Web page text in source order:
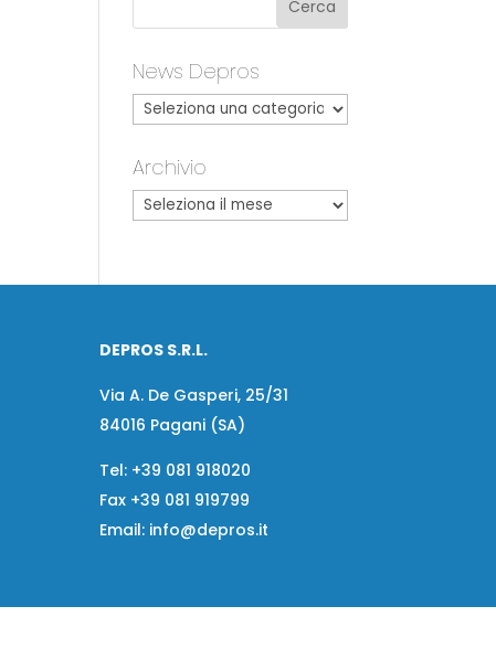
News Depros
Archivio
DEPROS S.R.L.
Via A. De Gasperi, 25/31
84016 Pagani (SA)
Tel: +39 081 918020
Fax +39 081 919799
Email: info@depros.it